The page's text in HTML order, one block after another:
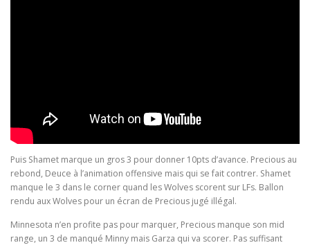
Puis Shamet marque un gros 3 pour donner 10pts d’avance. Precious au
rebond, Deuce à l’animation offensive mais qui se fait contrer. Shamet
manque le 3 dans le corner quand les Wolves scorent sur LFs. Ballon
rendu aux Wolves pour un écran de Precious jugé illégal.
Minnesota n’en profite pas pour marquer, Precious manque son mid
range, un 3 de manqué Minny mais Garza qui va scorer. Pas suffisant